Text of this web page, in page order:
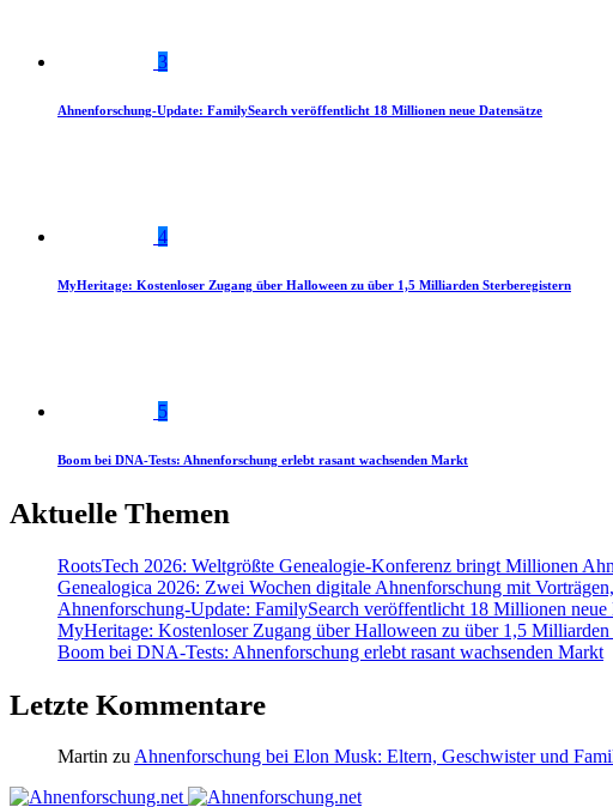
3
Ahnenforschung-Update: FamilySearch veröffentlicht 18 Millionen neue Datensätze
4
MyHeritage: Kostenloser Zugang über Halloween zu über 1,5 Milliarden Sterberegistern
5
Boom bei DNA-Tests: Ahnenforschung erlebt rasant wachsenden Markt
Aktuelle Themen
RootsTech 2026: Weltgrößte Genealogie-Konferenz bringt Millionen
Genealogica 2026: Zwei Wochen digitale Ahnenforschung mit
Ahnenforschung-Update: FamilySearch veröffentlicht 18 Millionen neue
MyHeritage: Kostenloser Zugang über Halloween zu über 1,5 Milliarden
Boom bei DNA-Tests: Ahnenforschung erlebt rasant wachsenden Markt
Letzte Kommentare
Martin zu Ahnenforschung bei Elon Musk: Eltern, Geschwister und